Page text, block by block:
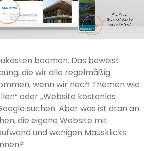
boomen. Das beweist
die wir alle regelmäßig
wenn wir nach Themen wie
oder „Website kostenlos
suchen. Aber was ist dran an
die eigene Website mit
und wenigen Mausklicks